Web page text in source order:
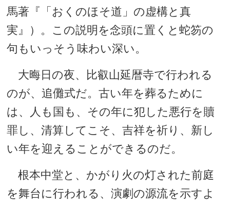
馬著『「おくのほそ道」の虚構と真
実』）。この説明を念頭に置くと蛇笏の
句もいっそう味わい深い。
大晦日の夜、比叡山延暦寺で行われる
のが、追儺式だ。古い年を葬るために
は、人も国も、その年に犯した悪行を贖
罪し、清算してこそ、吉祥を祈り、新し
い年を迎えることができるのだ。
根本中堂と、かがり火の灯された前庭
を舞台に行われる、演劇の源流を示すよ